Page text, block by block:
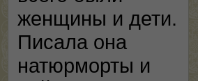
женщины и дети.
Писала она
натюрморты и